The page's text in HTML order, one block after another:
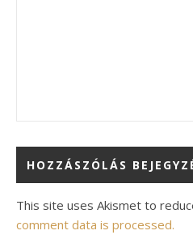
Alternative:
This site uses Akismet to
comment data is processed.